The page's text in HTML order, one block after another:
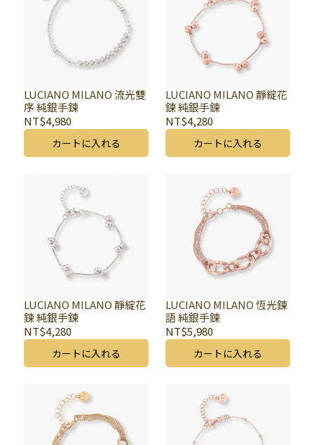
LUCIANO MILANO 流光雙
序 純銀手鍊
NT$4,980
カートに入れる
LUCIANO MILANO 靜綻花
鍊 純銀手鍊
NT$4,280
カートに入れる
LUCIANO MILANO 靜綻花
鍊 純銀手鍊
NT$4,280
カートに入れる
LUCIANO MILANO 恆光鍊
語 純銀手鍊
NT$5,980
カートに入れる